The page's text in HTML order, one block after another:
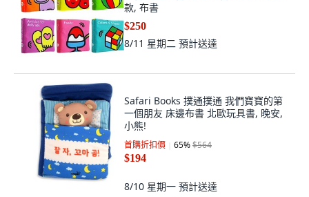
款, 布書
$250
8/11 星期二 預計送達
Safari Books 撲通撲通 我們寶寶的第
一個朋友 床邊布書 北歐玩具書, 晚安,
小熊!
首購折扣價 65%$564
$194
8/10 星期一 預計送達